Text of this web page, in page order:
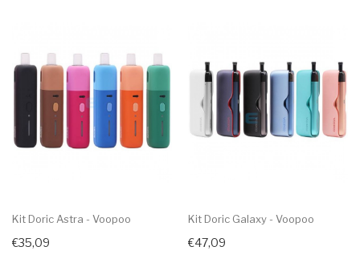
Kit Doric Astra - Voopoo
€35,09
Kit Doric Galaxy - Voopoo
€47,09